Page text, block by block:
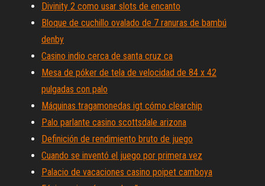
Divinity 2 como usar slots de encanto
Bloque de cuchillo ovalado de 7 ranuras de bambú
denby
Casino indio cerca de santa cruz ca
Mesa de póker de tela de velocidad de 84 x 42
pulgadas con palo
Máquinas tragamonedas igt cómo clearchip
Palo parlante casino scottsdale arizona
Definición de rendimiento bruto de juego
Cuando se inventó el juego por primera vez
Palacio de vacaciones casino poipet camboya